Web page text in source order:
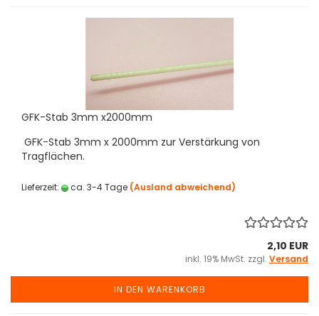
GFK-Stab 3mm x2000mm
GFK-Stab 3mm x 2000mm zur Verstärkung von
Tragflächen.
Lieferzeit: ca. 3-4 Tage (Ausland abweichend)
2,10 EUR
inkl. 19% MwSt. zzgl. Versand
IN DEN WARENKORB